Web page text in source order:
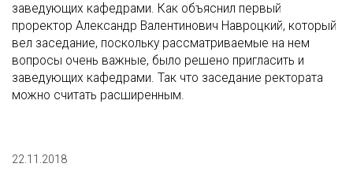
заведующих кафедрами. Как объяснил первый
проректор Александр Валентинович Навроцкий, который
вел заседание, поскольку рассматриваемые на нем
вопросы очень важные, было решено пригласить и
заведующих кафедрами. Так что заседание ректората
можно считать расширенным.
22.11.2018